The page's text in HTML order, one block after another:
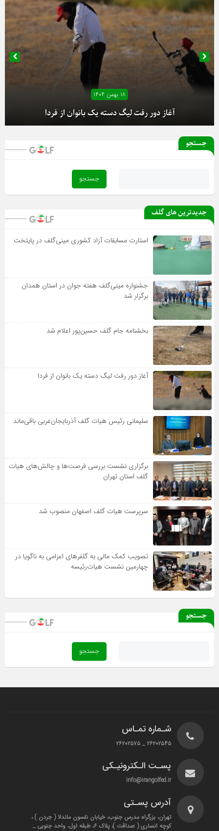
۱۸ بهمن ۱۴۰۴
آغاز دور رفت لیگ دسته یک بانوان از فردا
جستجو
جدیدترین های گلف
استارت مسابقات آزاد کشوری مینی‌گلف در پایتخت
جشنواره مینی‌گلف هفته جوان در استان همدان
برگزار شد
بخشنامه جام گلف حسین‌پور اعلام شد
آغاز دور رفت لیگ دسته یک بانوان از فردا
سلیمانی رئیس هیات گلف آذربایجان‌غربی باقی‌ماند
برگزاری نشست بررسی فرصت‌ها و چالش‌های هیات
گلف استان تهران
سرپرست هیات گلف اصفهان منصوب شد
تصویب کمک مالی به گلفرهای اعزامی به ناگویا در
چهارمین نشست هیات‌رئیسه
جستجو
شـماره تمـاس
۲۶۲۰۲۵۴۵ _ ۲۶۲۰۲۵۷۵
پسـت الـکترونیـکی
info@irangolfed.ir
آدرس پسـتی
تهران، بزرگراه مدرس جنوب، خیابان نلسون ماندلا ( جردن ) ،
کوچه انصاری ( صداقت )، پلاک ۶، طبقه اول، واحد جنوبی _